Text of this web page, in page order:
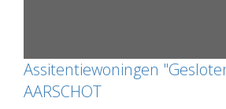
Assitentiewoningen
AARSCHOT